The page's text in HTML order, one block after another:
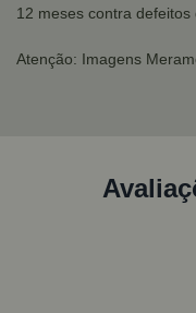
12 meses contra defeitos
Atenção: Imagens